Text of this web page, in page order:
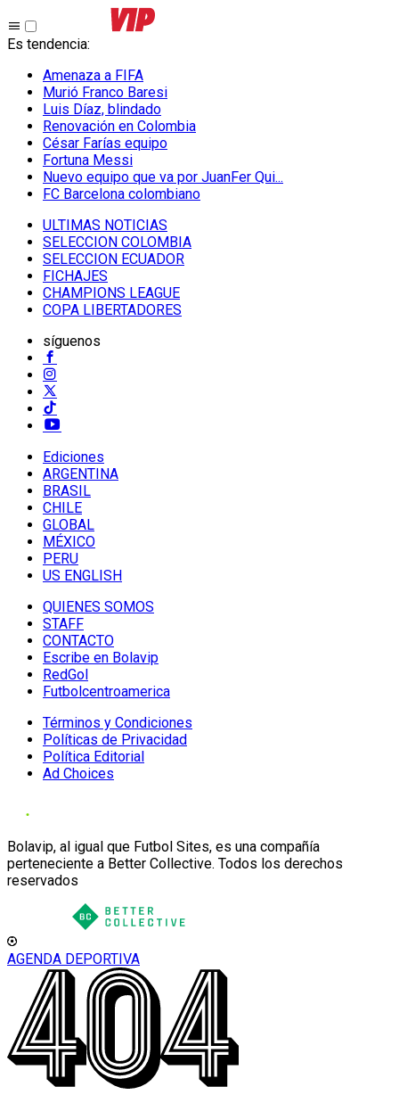
Es tendencia:
Amenaza a FIFA
Murió Franco Baresi
Luis Díaz, blindado
Renovación en Colombia
César Farías equipo
Fortuna Messi
Nuevo equipo que va por JuanFer Qui...
FC Barcelona colombiano
ULTIMAS NOTICIAS
SELECCION COLOMBIA
SELECCION ECUADOR
FICHAJES
CHAMPIONS LEAGUE
COPA LIBERTADORES
síguenos
Ediciones
ARGENTINA
BRASIL
CHILE
GLOBAL
MÉXICO
PERU
US ENGLISH
QUIENES SOMOS
STAFF
CONTACTO
Escribe en Bolavip
RedGol
Futbolcentroamerica
Términos y Condiciones
Políticas de Privacidad
Política Editorial
Ad Choices
Bolavip, al igual que Futbol Sites, es una compañía
perteneciente a Better Collective. Todos los derechos
reservados
AGENDA DEPORTIVA